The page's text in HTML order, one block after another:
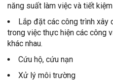
năng suất làm việc và tiết
Lắp đặt các công trình xây
trong việc thực hiện các công
khác nhau.
Cứu hộ, cứu nạn
Xử lý môi trường